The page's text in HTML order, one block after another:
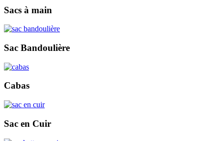
Sacs à main
Sac Bandoulière
Cabas
Sac en Cuir